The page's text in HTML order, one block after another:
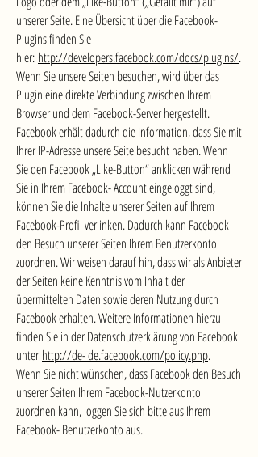
unserer Seite. Eine Übersicht über die Facebook-
Plugins finden Sie
hier: http://developers.facebook.com/docs/plugins/.
Wenn Sie unsere Seiten besuchen, wird über das
Plugin eine direkte Verbindung zwischen Ihrem
Browser und dem Facebook-Server hergestellt.
Facebook erhält dadurch die Information, dass Sie mit
Ihrer IP-Adresse unsere Seite besucht haben. Wenn
Sie den Facebook „Like-Button“ anklicken während
Sie in Ihrem Facebook- Account eingeloggt sind,
können Sie die Inhalte unserer Seiten auf Ihrem
Facebook-Profil verlinken. Dadurch kann Facebook
den Besuch unserer Seiten Ihrem Benutzerkonto
zuordnen. Wir weisen darauf hin, dass wir als Anbieter
der Seiten keine Kenntnis vom Inhalt der
übermittelten Daten sowie deren Nutzung durch
Facebook erhalten. Weitere Informationen hierzu
finden Sie in der Datenschutzerklärung von Facebook
unter http://de- de.facebook.com/policy.php.
Wenn Sie nicht wünschen, dass Facebook den Besuch
unserer Seiten Ihrem Facebook-Nutzerkonto
zuordnen kann, loggen Sie sich bitte aus Ihrem
Facebook- Benutzerkonto aus.